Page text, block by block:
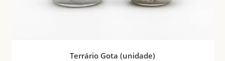
Terrário Gota (unidade)